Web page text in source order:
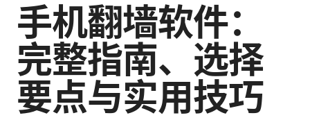
手机翻墙软件：
完整指南、选择
要点与实用技巧